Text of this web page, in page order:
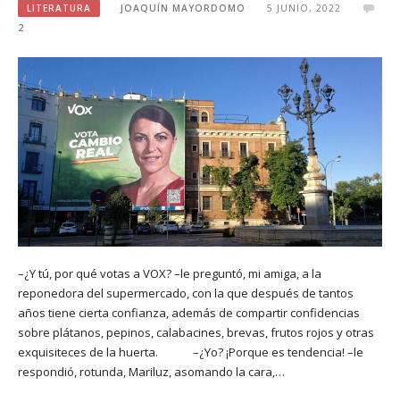
LITERATURA JOAQUÍN MAYORDOMO
5 JUNIO, 2022
2
–¿Y tú, por qué votas a VOX? –le preguntó, mi amiga, a la
reponedora del supermercado, con la que después de tantos
años tiene cierta confianza, además de compartir confidencias
sobre plátanos, pepinos, calabacines, brevas, frutos rojos y otras
exquisiteces de la huerta. –¿Yo? ¡Porque es tendencia! –le
respondió, rotunda, Mariluz, asomando la cara,…